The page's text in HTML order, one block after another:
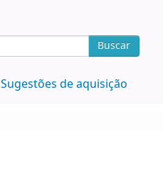
Buscar
Sugestões de aquisição